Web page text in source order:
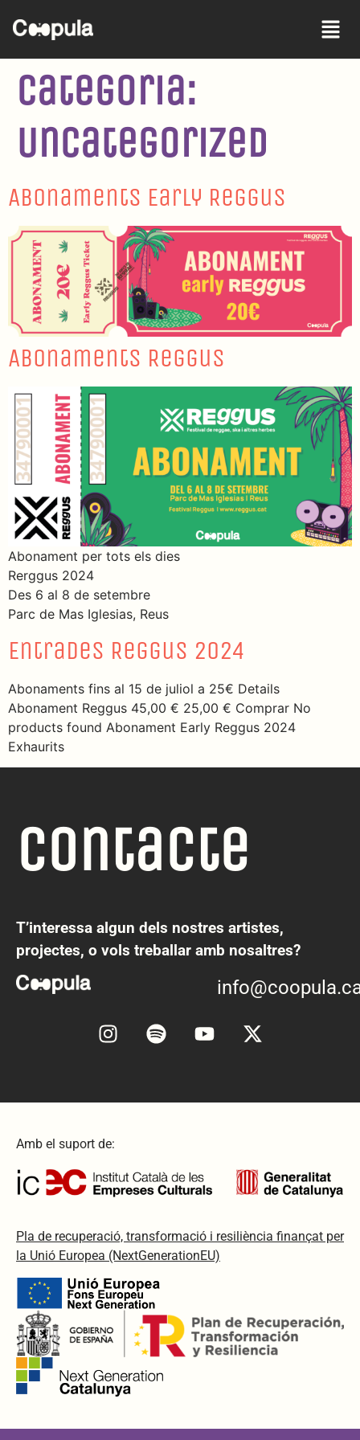
Categoria:
Uncategorized
Abonaments Early Reggus
Abonaments Reggus
Abonament per tots els dies
Rerggus 2024
Des 6 al 8 de setembre
Parc de Mas Iglesias, Reus
Entrades Reggus 2024
Abonaments fins al 15 de juliol a 25€ Details
Abonament Reggus 45,00 € 25,00 € Comprar No
products found Abonament Early Reggus 2024
Exhaurits
Contacte
T’interessa algun dels nostres artistes,
projectes, o vols treballar amb nosaltres?
Amb el suport de:
Pla de recuperació, transformació i resiliència finançat per
la Unió Europea (NextGenerationEU)